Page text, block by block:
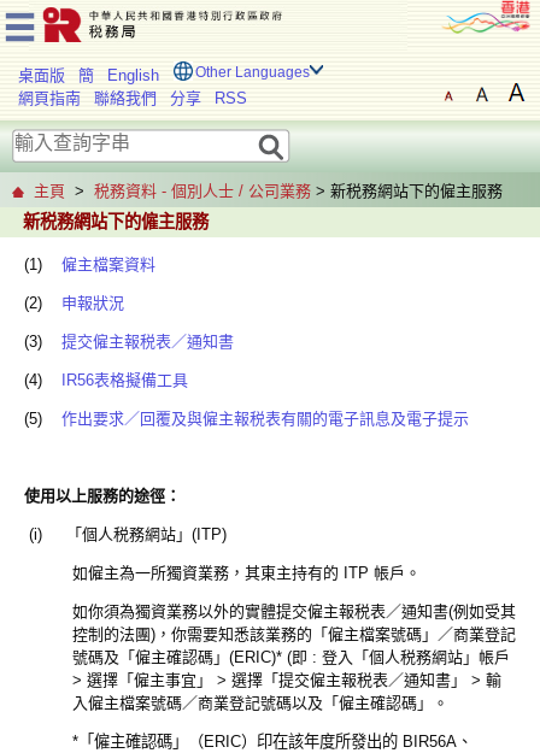
桌面版 簡 English Other Languages
網頁指南 聯絡我們 分享 RSS
主頁 > 税務資料 - 個別人士 / 公司業務 > 新税務網站下的僱主服務
新税務網站下的僱主服務
(1) 僱主檔䅁資料
(2) 申報狀況
(3) 提交僱主報税表／通知書
(4) IR56表格擬備工具
(5) 作出要求／回覆及與僱主報税表有關的電子訊息及電子提示
使用以上服務的途徑 ：
(i) 「個人税務網站」(ITP)
如僱主為一所獨資業務，其東主持有的 ITP 帳戶。
如你須為獨資業務以外的實體提交僱主報税表／通知書(例如受其
控制的法團)，你需要知悉該業務的「僱主檔案號碼」／商業登記
號碼及「僱主確認碼」(ERIC)* (即 : 登入「個人税務網站」帳戶
> 選擇「僱主事宜」 > 選擇「提交僱主報税表／通知書」 > 輸
入僱主檔案號碼／商業登記號碼以及「僱主確認碼」。
*「僱主確認碼」（ERIC）印在該年度所發出的 BIR56A、